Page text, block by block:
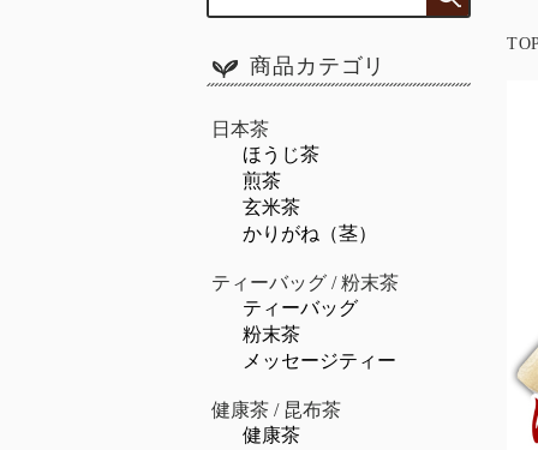
商品カテゴリ
日本茶
ほうじ茶
煎茶
玄米茶
かりがね（茎）
ティーバッグ / 粉末茶
ティーバッグ
粉末茶
メッセージティー
健康茶 / 昆布茶
健康茶